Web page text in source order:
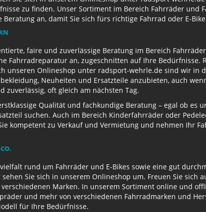
zu finden. Unser Sortiment im Bereich Fahrräder
an, damit Sie sich fürs richtige Fahrrad oder E-
faire und zuverlässige Beratung im Bereich
Fahrradreparatur an, zugeschnitten auf Ihre Bedürfnisse.
unseren Onlineshop unter radsport-wehrle.de sind wir in
Neuheiten und Ersatzteile anzubieten, auch
zuverlässig, oft gleich am nächsten Tag.
Qualität und fachkundige Beratung – egal ob es
suchen. Auch im Bereich Kinderfahrräder oder
kompetent zu Verkauf und Vermietung und nehmen Ihr
rund um Fahrräder und E-Bikes sowie eine gut
Sie sich in unserem Onlineshop um. Freuen Sie sich
Marken. In unserem Sortiment online und
und mehr von verschiedenen Fahrradmarken und
für Ihre Bedürfnisse.